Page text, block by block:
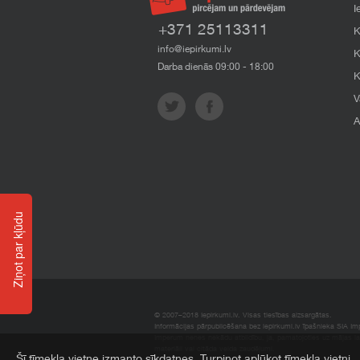
+371 25113311
info@iepirkumi.lv
Darba dienās 09:00 - 18:00
© 2007–2018 Iepirkumi.lv. Visas tiesības aizsargātas.
Informācijas pārpublicēšana bez iepirkumi.lv īpašnieka SIA
Ziņot par kļūdu